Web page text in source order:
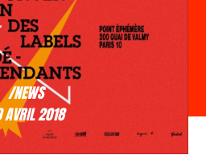
/NEWS
2018